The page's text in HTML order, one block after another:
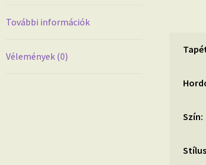
További információk
Vélemények (0)
Szín: